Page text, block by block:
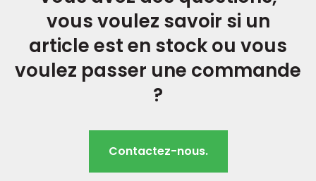
vous voulez savoir si un
article est en stock ou vous
voulez passer une commande
?
Contactez-nous.